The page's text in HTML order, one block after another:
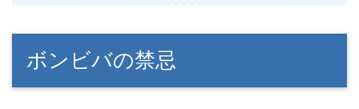
ボンビバの禁忌